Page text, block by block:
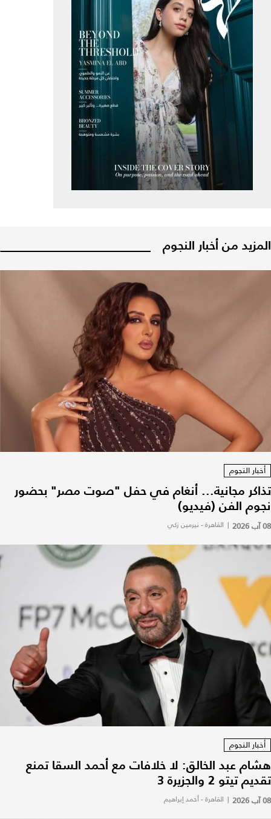
المزيد من أخبار النجوم
أخبار النجوم
تذاكر مجانية... أنغام في حفل "صوت مصر" بحضور
نجوم الفن (فيديو)
08 آب 2026 | القاهرة - نيرمين زكي
أخبار النجوم
هشام عبد الخالق: لا خلافات مع أحمد السقا تمنع
تقديم تيتو 2 والجزيرة 3
08 آب 2026 | القاهرة - أحمد إبراهيم